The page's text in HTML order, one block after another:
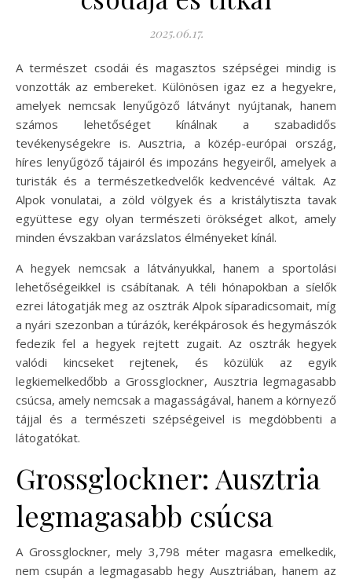
2025.06.17.
A természet csodái és magasztos szépségei mindig is
vonzották az embereket. Különösen igaz ez a hegyekre,
amelyek nemcsak lenyűgöző látványt nyújtanak, hanem
számos lehetőséget kínálnak a szabadidős
tevékenységekre is. Ausztria, a közép-európai ország,
híres lenyűgöző tájairól és impozáns hegyeiről, amelyek a
turisták és a természetkedvelők kedvencévé váltak. Az
Alpok vonulatai, a zöld völgyek és a kristálytiszta tavak
együttese egy olyan természeti örökséget alkot, amely
minden évszakban varázslatos élményeket kínál.
A hegyek nemcsak a látványukkal, hanem a sportolási
lehetőségeikkel is csábítanak. A téli hónapokban a síelők
ezrei látogatják meg az osztrák Alpok síparadicsomait, míg
a nyári szezonban a túrázók, kerékpárosok és hegymászók
fedezik fel a hegyek rejtett zugait. Az osztrák hegyek
valódi kincseket rejtenek, és közülük az egyik
legkiemelkedőbb a Grossglockner, Ausztria legmagasabb
csúcsa, amely nemcsak a magasságával, hanem a környező
tájjal és a természeti szépségeivel is megdöbbenti a
látogatókat.
Grossglockner: Ausztria
legmagasabb csúcsa
A Grossglockner, mely 3,798 méter magasra emelkedik,
nem csupán a legmagasabb hegy Ausztriában, hanem az